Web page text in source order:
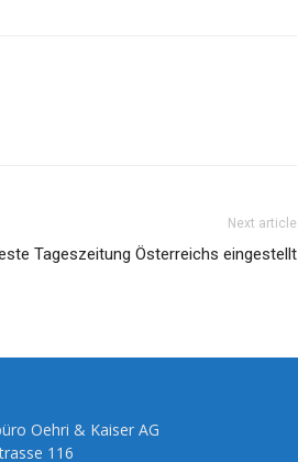
Next article
Tageszeitung Österreichs eingestellt
Oehri & Kaiser AG
116